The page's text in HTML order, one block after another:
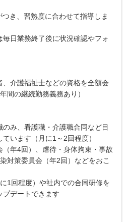
つき、習熟度に合わせて指導しま
毎日業務終了後に状況確認やフォ
介護福祉士などの資格を全額会
間の継続勤務義務あり）
のみ、看護職・介護職合同など目
います（月に1～2回程度）
（年4回）、虐待・身体拘束・事故
対策委員会（年2回）などをおこ
1回程度）や社内での合同研修を
プデートできます